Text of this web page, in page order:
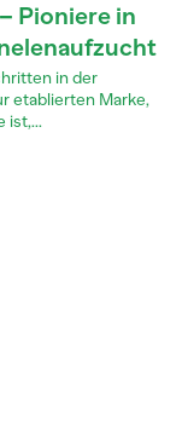
Pioniere in
in der
etablierten Marke,
ist,...